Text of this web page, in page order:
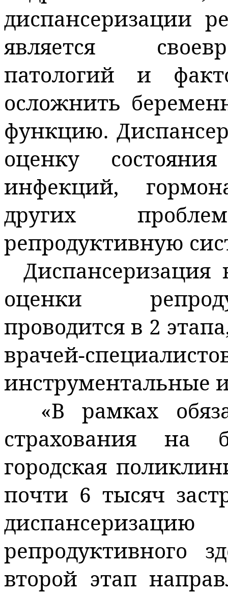
диспансеризации
является
патологий и
осложнить
функцию.
оценку
инфекций,
других
репродуктивную
Диспансеризация
оценки
проводится в 2
врачей-
инструментальные
«В рамках
страхования на
городская
почти 6 тысяч
репродуктивного
второй этап